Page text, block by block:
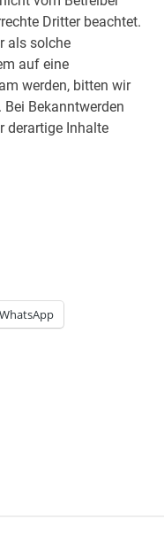
Dritter beachtet.
als solche
auf eine
werden, bitten wir
Bekanntwerden
derartige Inhalte
WhatsApp